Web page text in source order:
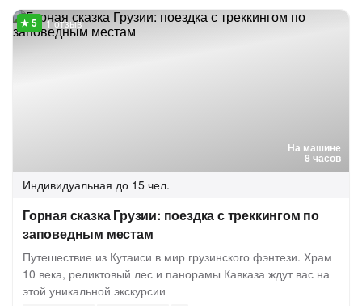
На машине
8 часов
1 отзыв
Индивидуальная до 15 чел.
Горная сказка Грузии: поездка с треккингом по
заповедным местам
Путешествие из Кутаиси в мир грузинского фэнтези. Храм
10 века, реликтовый лес и панорамы Кавказа ждут вас на
этой уникальной экскурсии